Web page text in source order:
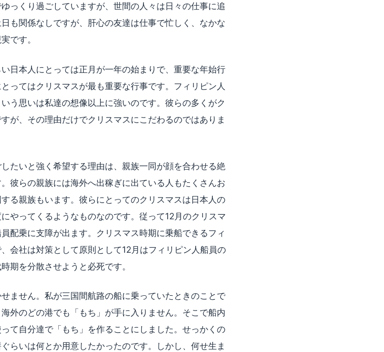
っくり過ごしていますが、世間の人々は日々の仕事に追
も関係なしですが、肝心の友達は仕事で忙しく、なかな
です。
日本人にとっては正月が一年の始まりで、重要な年始行
ってはクリスマスが最も重要な行事です。フィリピン人
う思いは私達の想像以上に強いのです。彼らの多くがク
が、その理由だけでクリスマスにこだわるのではありま
たいと強く希望する理由は、親族一同が顔を合わせる絶
彼らの親族には海外へ出稼ぎに出ている人もたくさんお
る親族もいます。彼らにとってのクリスマスは日本人の
やってくるようなものなのです。従って12月のクリスマ
配乗に支障が出ます。クリスマス時期に乗船できるフィ
会社は対策として原則として12月はフィリピン人船員の
期を分散させようと必死です。
ません。私が三国間航路の船に乗っていたときのことで
外のどの港でも「もち」が手に入りません。そこで船内
て自分達で「もち」を作ることにしました。せっかくの
らいは何とか用意したかったのです。しかし、何せ生ま